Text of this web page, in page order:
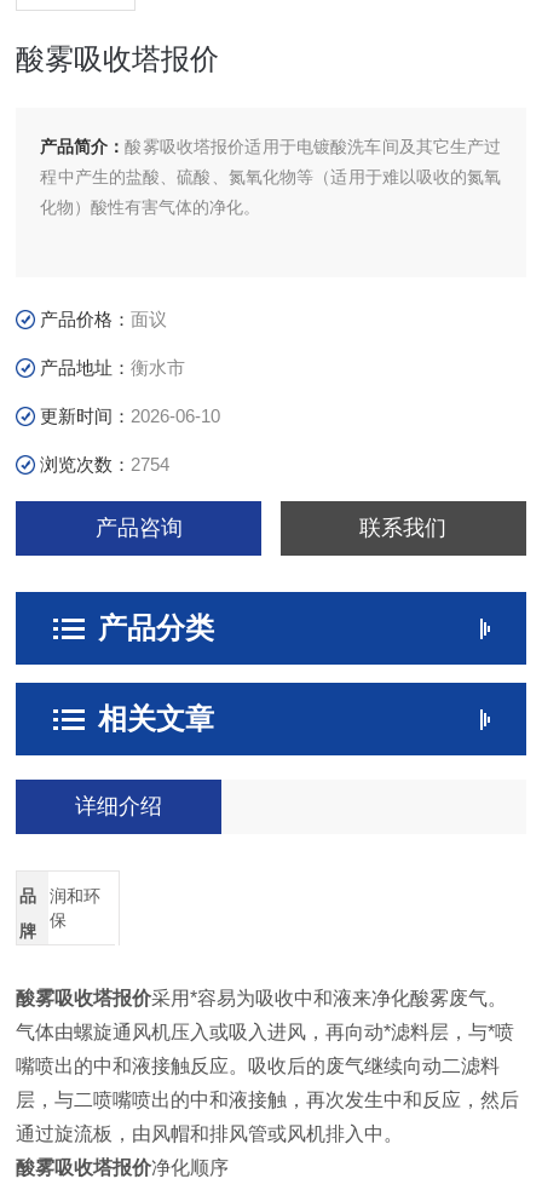
酸雾吸收塔报价
产品简介：酸雾吸收塔报价适用于电镀酸洗车间及其它生产过
程中产生的盐酸、硫酸、氮氧化物等（适用于难以吸收的氮氧
化物）酸性有害气体的净化。
产品价格：面议
产品地址：衡水市
更新时间： 2026-06-10
浏览次数： 2754
产品咨询 联系我们
产品分类
相关文章
详细介绍
品
牌
润和环
保
酸雾吸收塔报价采用*容易为吸收中和液来净化酸雾废气。
气体由螺旋通风机压入或吸入进风，再向动*滤料层，与*喷
嘴喷出的中和液接触反应。吸收后的废气继续向动二滤料
层，与二喷嘴喷出的中和液接触，再次发生中和反应，然后
通过旋流板，由风帽和排风管或风机排入中。
酸雾吸收塔报价净化顺序